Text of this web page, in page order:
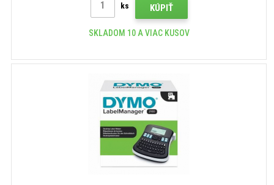
ks KÚPIŤ
SKLADOM 10 A VIAC KUSOV